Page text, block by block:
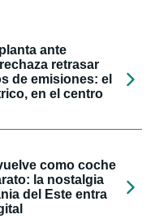
ante
retrasar
de emisiones: el
en el centro
como coche
la nostalgia
del Este entra